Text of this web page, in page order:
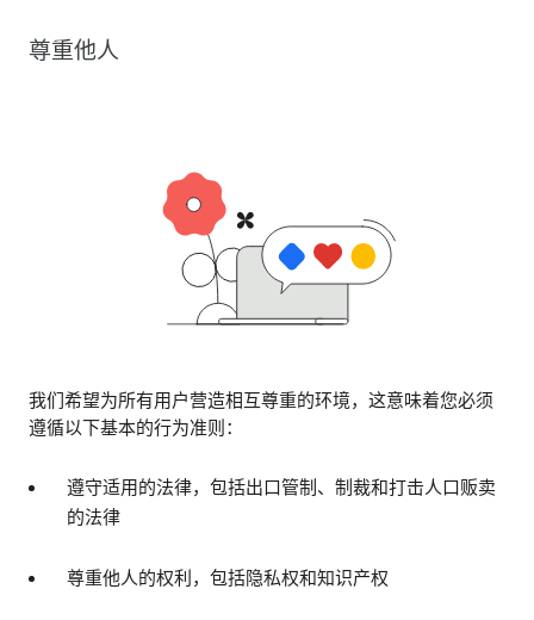
尊重他人
我们希望为所有用户营造相互尊重的环境，这意味着您必须
遵循以下基本的行为准则：
遵守适用的法律，包括出口管制、制裁和打击人口贩卖
的法律
尊重他人的权利，包括隐私权和知识产权